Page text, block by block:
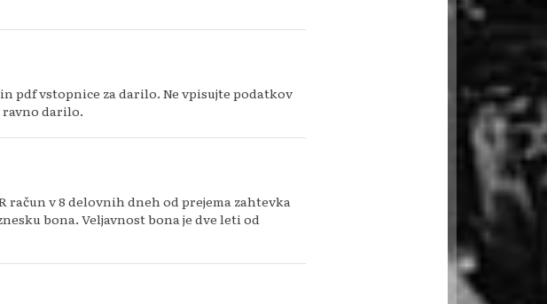
pdf vstopnice za darilo. Ne vpisujte podatkov
darilo.
račun v 8 delovnih dneh od prejema zahtevka
bona. Veljavnost bona je dve leti od